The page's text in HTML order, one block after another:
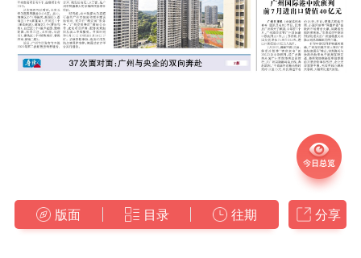
版面 目录 往期 分享